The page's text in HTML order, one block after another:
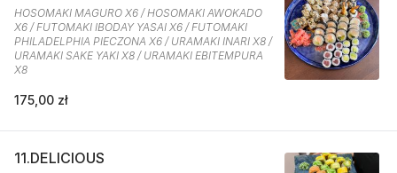
HOSOMAKI MAGURO X6 / HOSOMAKI AWOKADO
X6 / FUTOMAKI IBODAY YASAI X6 / FUTOMAKI
PHILADELPHIA PIECZONA X6 / URAMAKI INARI X8 /
URAMAKI SAKE YAKI X8 / URAMAKI EBITEMPURA
X8
175,00 zł
11.DELICIOUS